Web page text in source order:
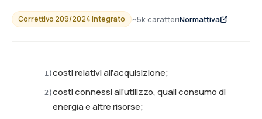
Correttivo 209/2024 integrato ~5k caratteriNormattiva
1)costi relativi all’acquisizione;
2)costi connessi all’utilizzo, quali consumo di
energia e altre risorse;